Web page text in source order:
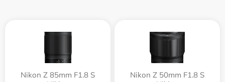
Nikon Z 85mm F1.8 S
Nikon Z 50mm F1.8 S